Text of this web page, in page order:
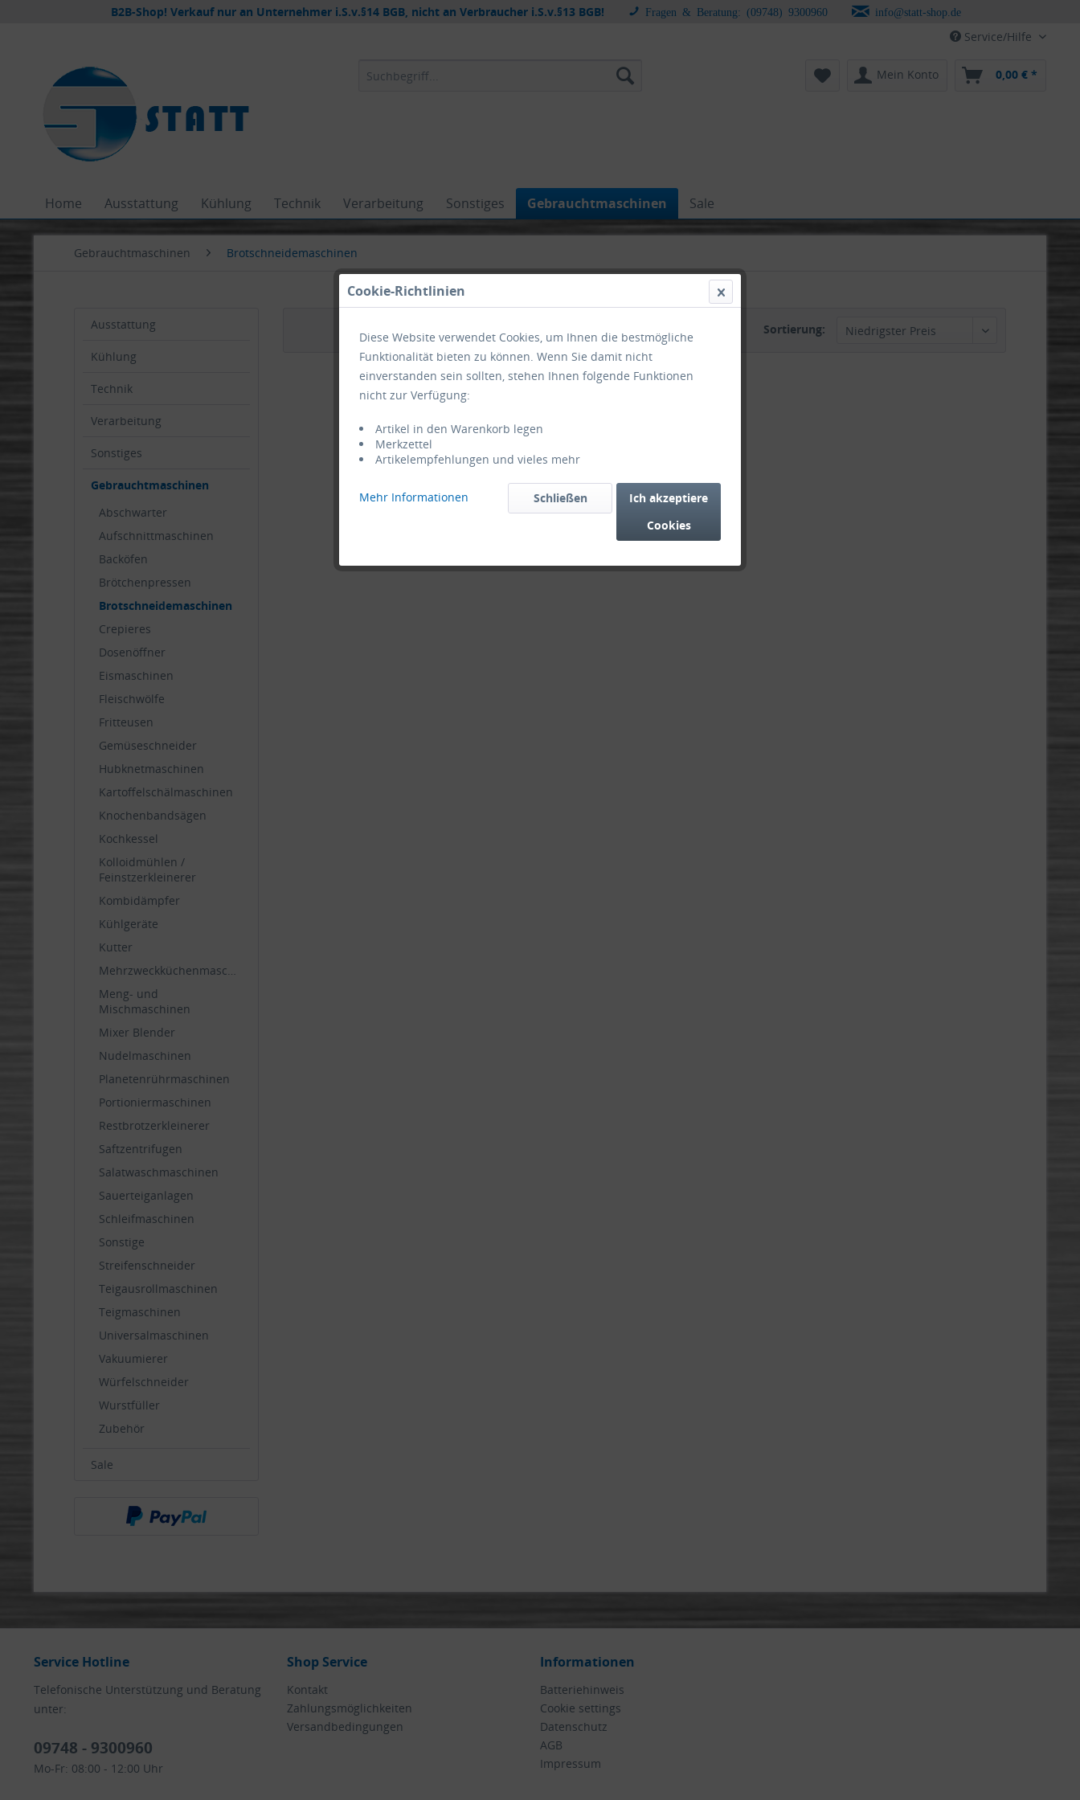
B2B-Shop! Verkauf nur an Unternehmer i.S.v.§14 BGB, nicht an Verbraucher i.S.v.§13 BGB! Fragen & Beratung: (09748) 9300960 info@statt-shop.de
Service/Hilfe
Mein Konto 0,00 € *
Home Ausstattung Kühlung Technik Verarbeitung Sonstiges Gebrauchtmaschinen Sale
Gebrauchtmaschinen Brotschneidemaschinen
Ausstattung
Kühlung
Technik
Verarbeitung
Sonstiges
Gebrauchtmaschinen
Abschwarter
Aufschnittmaschinen
Backöfen
Brötchenpressen
Brotschneidemaschinen
Crepieres
Dosenöffner
Eismaschinen
Fleischwölfe
Fritteusen
Gemüseschneider
Hubknetmaschinen
Kartoffelschälmaschinen
Knochenbandsägen
Kochkessel
Kolloidmühlen /
Feinstzerkleinerer
Kombidämpfer
Kühlgeräte
Kutter
Mehrzweckküchenmaschinen
Meng- und
Mischmaschinen
Mixer Blender
Nudelmaschinen
Planetenrührmaschinen
Portioniermaschinen
Restbrotzerkleinerer
Saftzentrifugen
Salatwaschmaschinen
Sauerteiganlagen
Schleifmaschinen
Sonstige
Streifenschneider
Teigausrollmaschinen
Teigmaschinen
Universalmaschinen
Vakuumierer
Würfelschneider
Wurstfüller
Zubehör
Sale
Sortierung:
Service Hotline
Telefonische Unterstützung und Beratung
unter:
09748 - 9300960
Mo-Fr: 08:00 - 12:00 Uhr
Shop Service
Kontakt
Zahlungsmöglichkeiten
Versandbedingungen
Informationen
Batteriehinweis
Cookie settings
Datenschutz
AGB
Impressum
Cookie-Richtlinien
Diese Website verwendet Cookies, um Ihnen die bestmögliche
Funktionalität bieten zu können. Wenn Sie damit nicht
einverstanden sein sollten, stehen Ihnen folgende Funktionen
nicht zur Verfügung:
Artikel in den Warenkorb legen
Merkzettel
Artikelempfehlungen und vieles mehr
Mehr Informationen
Ich akzeptiere
Cookies
Schließen